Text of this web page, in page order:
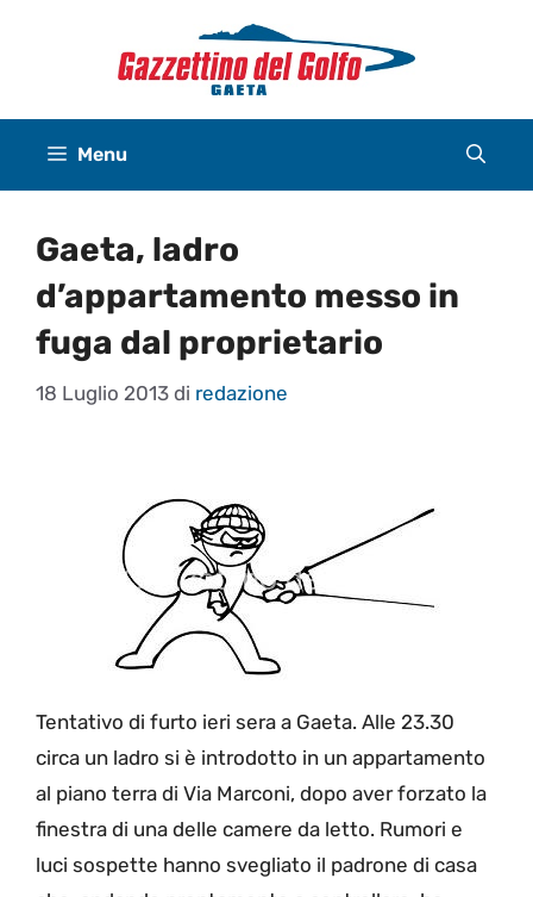
Menu
Gaeta, ladro
d’appartamento messo in
fuga dal proprietario
18 Luglio 2013 di redazione
Tentativo di furto ieri sera a Gaeta. Alle 23.30
circa un ladro si è introdotto in un appartamento
al piano terra di Via Marconi, dopo aver forzato la
finestra di una delle camere da letto. Rumori e
luci sospette hanno svegliato il padrone di casa